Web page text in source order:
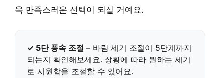
욱 만족스러운 선택이 되실 거예요.
✓ 5단 풍속 조절 – 바람 세기 조절이 5단계까지
되는지 확인해보세요. 상황에 따라 원하는 세기
로 시원함을 조절할 수 있어요.